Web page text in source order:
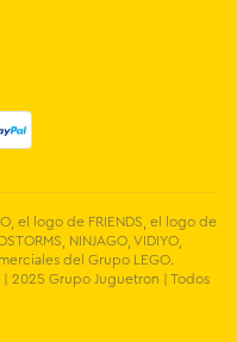
el logo de FRIENDS, el logo de
NINJAGO, VIDIYO,
del Grupo LEGO.
2025 Grupo Juguetron | Todos